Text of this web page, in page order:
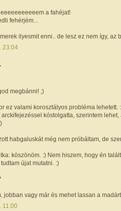
a fahéjat!
fehérjém...
ilyesmit enni.. de lesz ez nem így, az
23:04
megbánni! ;)
ez valami korosztályos probléma lehetett.
kóstolgatta, szerintem
habgaluskát még nem próbáltam, de
köszönöm. :) Nem hiszem, hogy én
újat mutatni. :)
jobban vagy már és mehet lassan a
11:00